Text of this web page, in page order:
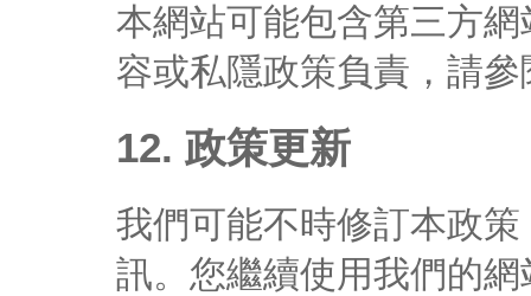
本網站可能包含第三方
容或私隱政策負責，請
12. 政策更新
我們可能不時修訂本政
訊。您繼續使用我們的